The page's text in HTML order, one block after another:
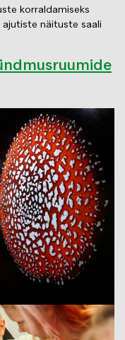
korraldamiseks
näituste saali